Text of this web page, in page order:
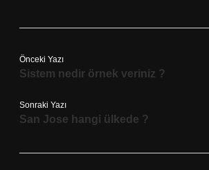
Önceki Yazı
Sistem nedir örnek veriniz ?
Sonraki Yazı
San Jose hangi ülkede ?